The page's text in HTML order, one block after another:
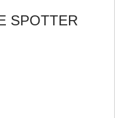
SPOTTER